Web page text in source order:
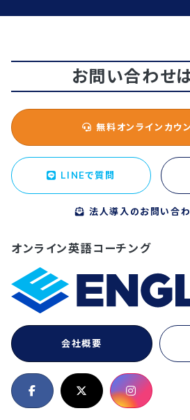
お問い合わせ
無料オンラインカウ
LINEで質問
法人導入のお問い合わ
オンライン英語コーチング
会社概要